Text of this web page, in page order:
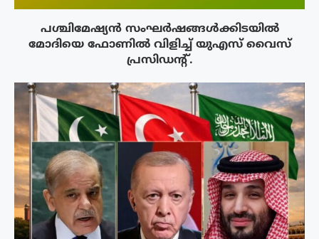
പശ്ചിമേഷ്യന്‍ സംഘര്‍ഷങ്ങള്‍ക്കിടയിൽ
മോദിയെ ഫോണില്‍ വിളിച്ച് യുഎസ് വൈസ്
പ്രസിഡന്റ്.